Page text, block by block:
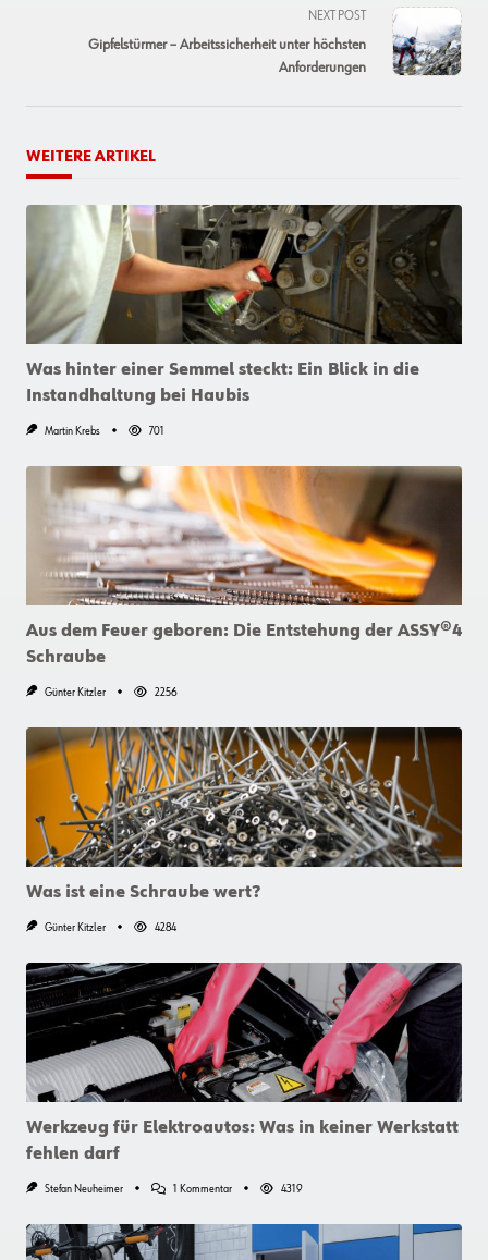
NEXT POST
Gipfelstürmer – Arbeitssicherheit unter höchsten
Anforderungen
WEITERE ARTIKEL
Was hinter einer Semmel steckt: Ein Blick in die
Instandhaltung bei Haubis
Martin Krebs 701
Aus dem Feuer geboren: Die Entstehung der ASSY®4
Schraube
Günter Kitzler 2256
Was ist eine Schraube wert?
Günter Kitzler 4284
Werkzeug für Elektroautos: Was in keiner Werkstatt
fehlen darf
Stefan Neuheimer 1 KommentarZu
Elektroautos:
Was
4319